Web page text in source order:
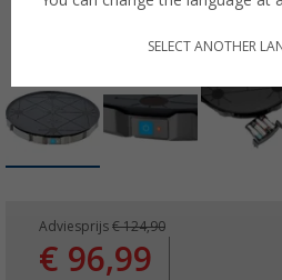
Adviesprijs € 124,90
€ 96,99
SELECT ANOTHER